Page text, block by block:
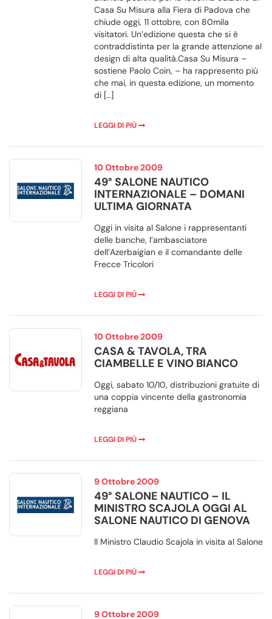
Casa Su Misura alla Fiera di Padova che
chiude oggi, 11 ottobre, con 80mila
visitatori. Un’edizione questa che si è
contraddistinta per la grande attenzione al
design di alta qualità.Casa Su Misura –
sostiene Paolo Coin, – ha rappresento più
che mai, in questa edizione, un momento
di […]
LEGGI DI PIÙ
10 Ottobre 2009
49° SALONE NAUTICO
INTERNAZIONALE – DOMANI
ULTIMA GIORNATA
Oggi in visita al Salone i rappresentanti
delle banche, l’ambasciatore
dell’Azerbaigian e il comandante delle
Frecce Tricolori
LEGGI DI PIÙ
10 Ottobre 2009
CASA & TAVOLA, TRA
CIAMBELLE E VINO BIANCO
Oggi, sabato 10/10, distribuzioni gratuite di
una coppia vincente della gastronomia
reggiana
LEGGI DI PIÙ
9 Ottobre 2009
49° SALONE NAUTICO – IL
MINISTRO SCAJOLA OGGI AL
SALONE NAUTICO DI GENOVA
Il Ministro Claudio Scajola in visita al Salone
LEGGI DI PIÙ
9 Ottobre 2009